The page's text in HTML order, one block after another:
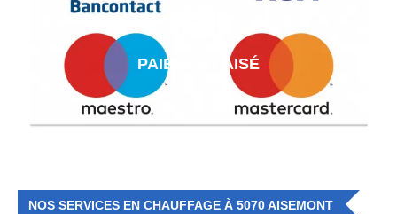
PAIEMENT AISÉ
NOS SERVICES EN CHAUFFAGE À 5070 AISEMONT